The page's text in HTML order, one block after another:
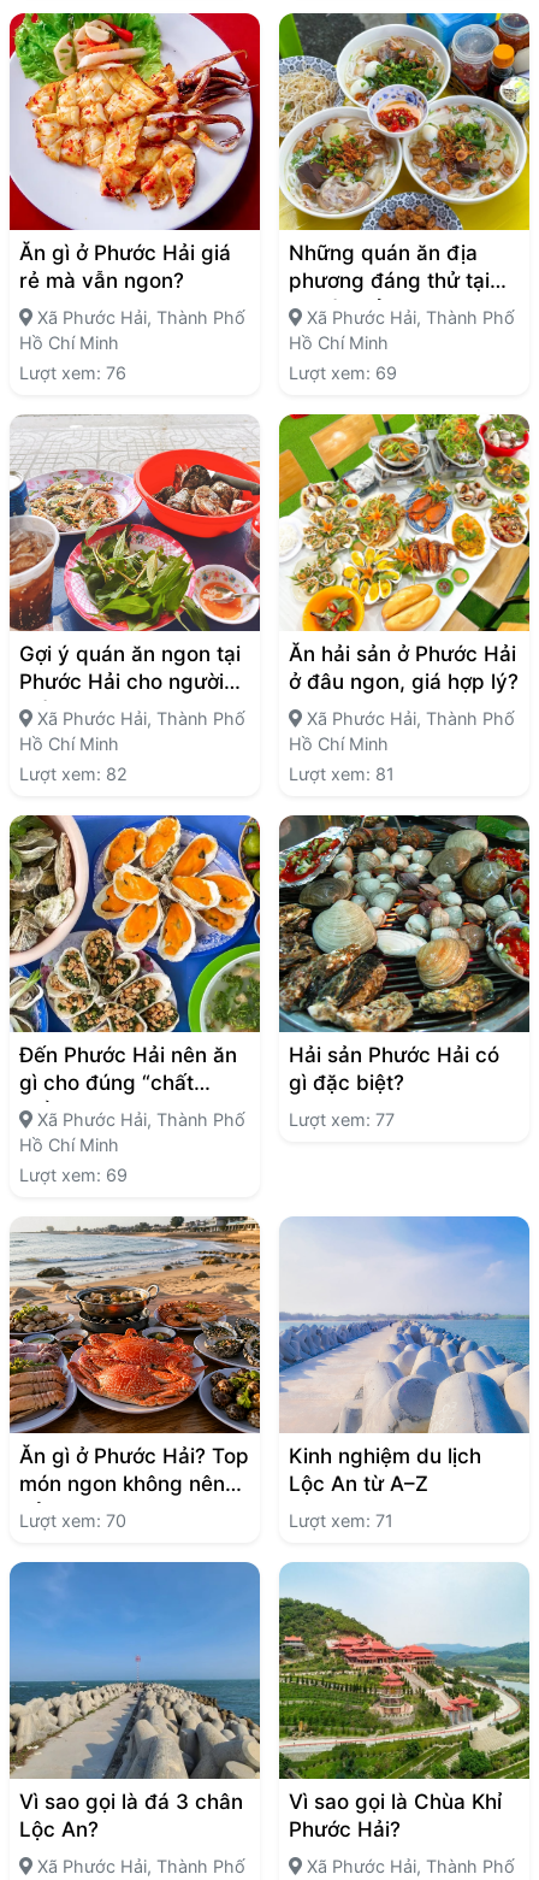
Ăn gì ở Phước Hải giá
rẻ mà vẫn ngon?
Xã Phước Hải, Thành Phố
Hồ Chí Minh
Lượt xem: 76
Những quán ăn địa
phương đáng thử tại
Phước Hải
Xã Phước Hải, Thành Phố
Hồ Chí Minh
Lượt xem: 69
Gợi ý quán ăn ngon tại
Phước Hải cho người
mớiXã Phước Hải, Thành Phố
Hồ Chí Minh
Lượt xem: 82
Ăn hải sản ở Phước Hải
ở đâu ngon, giá hợp lý?
Xã Phước Hải, Thành Phố
Hồ Chí Minh
Lượt xem: 81
Đến Phước Hải nên ăn
gì cho đúng “chất
biển”?
Xã Phước Hải, Thành Phố
Hồ Chí Minh
Lượt xem: 69
Hải sản Phước Hải có
gì đặc biệt?
Lượt xem: 77
Ăn gì ở Phước Hải? Top
món ngon không nên
bỏ lỡ
Lượt xem: 70
Kinh nghiệm du lịch
Lộc An từ A–Z
Lượt xem: 71
Vì sao gọi là đá 3 chân
Lộc An?
Xã Phước Hải, Thành Phố
Vì sao gọi là Chùa Khỉ
Phước Hải?
Xã Phước Hải, Thành Phố